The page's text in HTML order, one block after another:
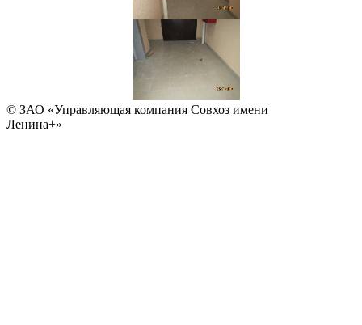
© ЗАО «Управляющая компания Совхоз имени
Ленина+»